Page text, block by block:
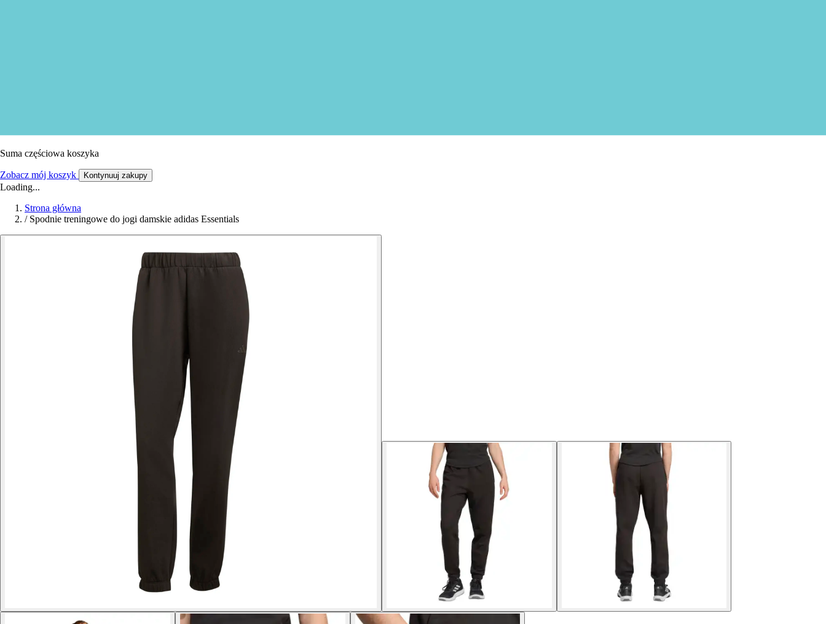
Suma częściowa koszyka
Zobacz mój koszyk Kontynuuj zakupy
Loading...
Strona główna
/ Spodnie treningowe do jogi damskie adidas Essentials